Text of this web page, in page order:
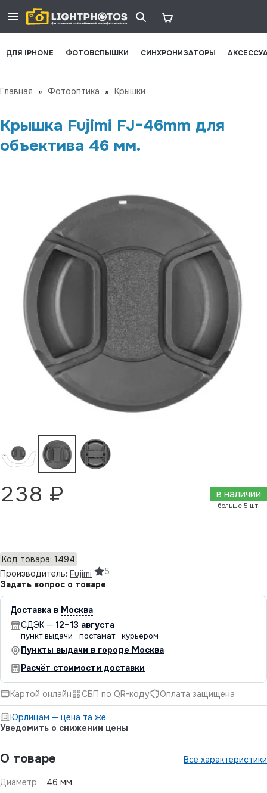
ДЛЯ IPHONE ФОТОВСПЫШКИ СИНХРОНИЗАТОРЫ
Главная » Фотооптика » Крышки
Крышка Fujimi FJ-46mm для
объектива 46 мм.
О товаре Все характеристики
Диаметр 46 мм.
238 ₽ в наличии
больше 5 шт.
Код товара: 1494
Производитель: Fujimi
5
Задать вопрос о товаре
Доставка в Москва
СДЭК — 12–13 августа
пункт выдачи · постамат · курьером
Пункты выдачи в городе Москва
Расчёт стоимости доставки
Картой онлайн СБП по QR-коду Оплата защищена
Юрлицам — цена та же
Уведомить о снижении цены